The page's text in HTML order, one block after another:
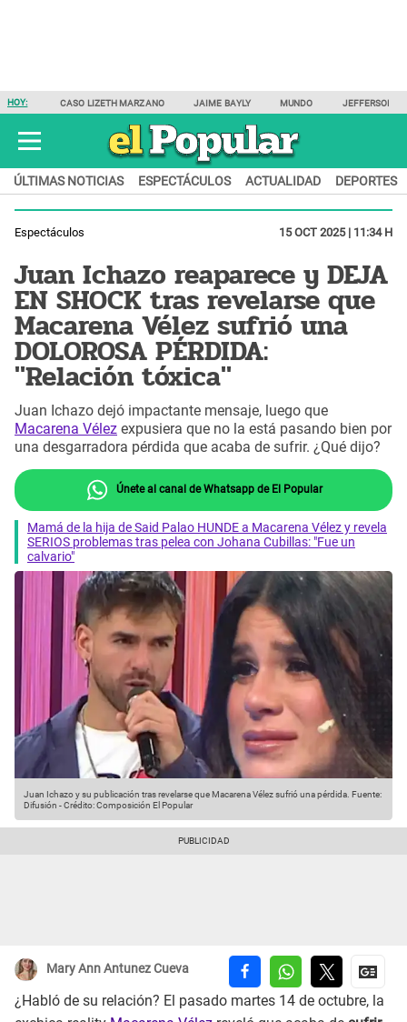
HOY: CASO LIZETH MARZANO JAIME BAYLY MUNDO JEFFERSON
ÚLTIMAS NOTICIAS ESPECTÁCULOS ACTUALIDAD DEPORTES
Espectáculos 15 OCT 2025 | 11:34 H
Juan Ichazo reaparece y DEJA
EN SHOCK tras revelarse que
Macarena Vélez sufrió una
DOLOROSA PÉRDIDA:
"Relación tóxica"
Juan Ichazo dejó impactante mensaje, luego que
Macarena Vélez expusiera que no la está pasando bien por
una desgarradora pérdida que acaba de sufrir. ¿Qué dijo?
Únete al canal de Whatsapp de El Popular
Mamá de la hija de Said Palao HUNDE a Macarena Vélez y revela
SERIOS problemas tras pelea con Johana Cubillas: "Fue un
calvario"
Juan Ichazo y su publicación tras revelarse que Macarena Vélez sufrió una pérdida. Fuente:
Difusión -Crédito: Composición El Popular
Mary Ann Antunez Cueva
¿Habló de su relación? El pasado martes 14 de octubre, la